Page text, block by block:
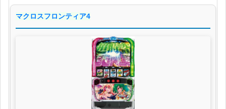
マクロスフロンティア4